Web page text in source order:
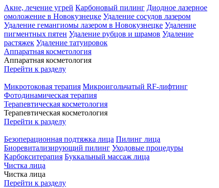
Акне, лечение угрей Карбоновый пилинг Диодное лазерное
омоложение в Новокузнецке Удаление сосудов лазером
Удаление гемангиомы лазером в Новокузнецке Удаление
пигментных пятен Удаление рубцов и шрамов Удаление
растяжек Удаление татуировок
Аппаратная косметология
Аппаратная косметология
Перейти к разделу
Микротоковая терапия Микроигольчатый RF-лифтинг
Фотодинамическая терапия
Терапевтическая косметология
Терапевтическая косметология
Перейти к разделу
Безоперационная подтяжка лица Пилинг лица
Биоревитализирующий пилинг Уходовые процедуры
Карбокситерапия Буккальный массаж лица
Чистка лица
Чистка лица
Перейти к разделу